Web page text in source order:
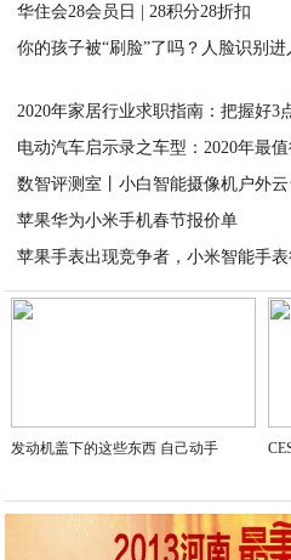
华住会28会员日 | 28积分28折扣
你的孩子被“刷脸”了吗？人脸识别
2020年家居行业求职指南：把握好3
电动汽车启示录之车型：2020年最
数智评测室丨小白智能摄像机户外
苹果华为小米手机春节报价单
苹果手表出现竞争者，小米智能手
发动机盖下的这些东西 自己动手